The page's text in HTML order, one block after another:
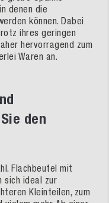
denen die
können. Dabei
ihres geringen
hervorragend zum
Waren an.
den
Flachbeutel mit
sich ideal zur
Kleinteilen, zum